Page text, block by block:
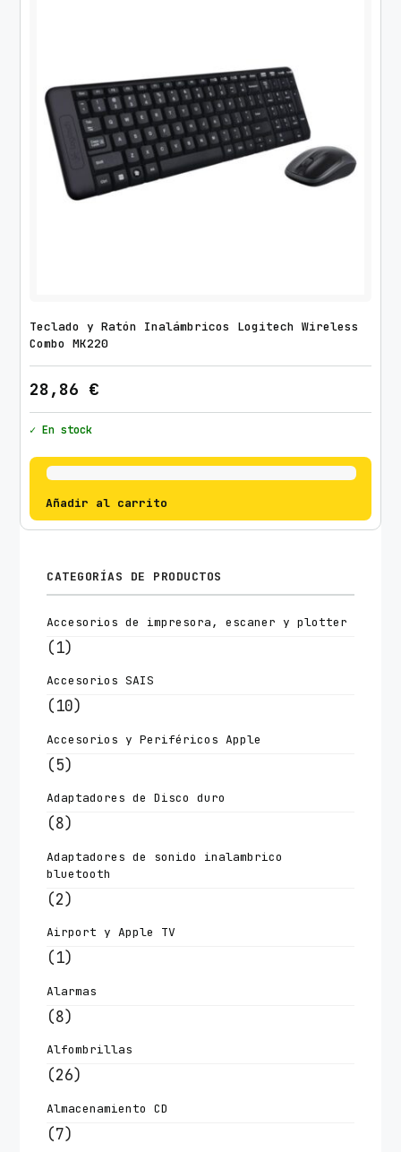
Teclado y Ratón Inalámbricos Logitech Wireless
Combo MK220
28,86 €
✓ En stock
Añadir al carrito
CATEGORÍAS DE PRODUCTOS
Accesorios de impresora, escaner y plotter
(1)
Accesorios SAIS
(10)
Accesorios y Periféricos Apple
(5)
Adaptadores de Disco duro
(8)
Adaptadores de sonido inalambrico
bluetooth
(2)
Airport y Apple TV
(1)
Alarmas
(8)
Alfombrillas
(26)
Almacenamiento CD
(7)